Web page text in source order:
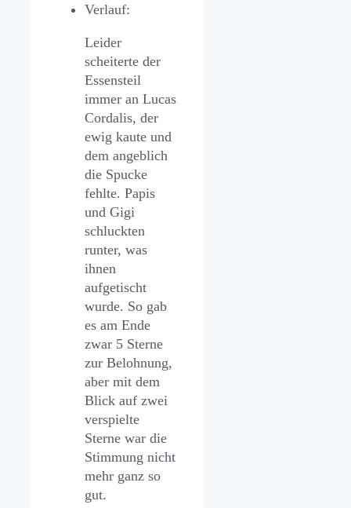
Verlauf:
Leider
scheiterte der
Essensteil
immer an Lucas
Cordalis, der
ewig kaute und
dem angeblich
die Spucke
fehlte. Papis
und Gigi
schluckten
runter, was
ihnen
aufgetischt
wurde. So gab
es am Ende
zwar 5 Sterne
zur Belohnung,
aber mit dem
Blick auf zwei
verspielte
Sterne war die
Stimmung nicht
mehr ganz so
gut.